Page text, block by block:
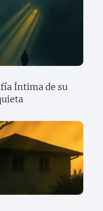
Íntima de su